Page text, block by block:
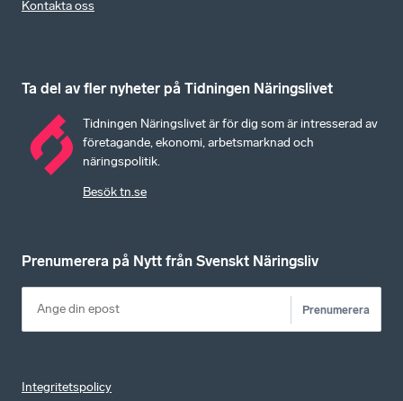
Kontakta oss
Ta del av fler nyheter på Tidningen Näringslivet
Tidningen Näringslivet är för dig som är intresserad av
företagande, ekonomi, arbetsmarknad och
näringspolitik.
Besök tn.se
Prenumerera på Nytt från Svenskt Näringsliv
Prenumerera
Integritetspolicy